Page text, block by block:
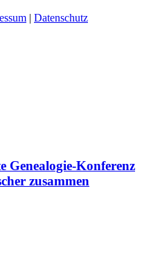
| Datenschutz
Genealogie-Konferenz
zusammen